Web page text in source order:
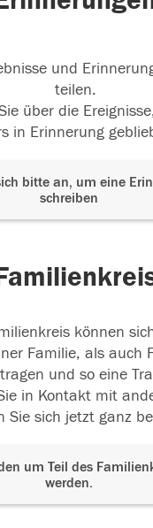
und
teilen.
über die
in Erinnerung
bitte an, um eine
schreiben
können
Familie, als auch
und so eine
in Kontakt mit
Sie sich jetzt ganz
um Teil des
werden.